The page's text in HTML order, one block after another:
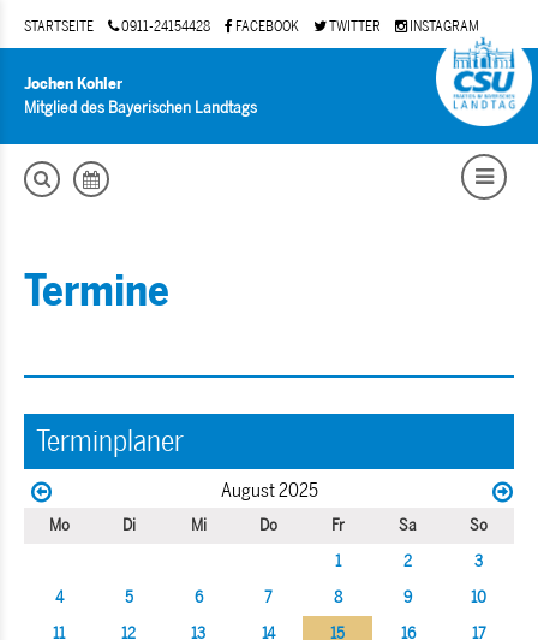
STARTSEITE 0911-24154428 FACEBOOK TWITTER INSTAGRAM
Jochen Kohler
Mitglied des Bayerischen Landtags
Termine
Terminplaner
August 2025
Mo Di Mi Do Fr Sa
So
1
2
3
4
5 6 7 8 9
10
11
12 13 14 15 16
17